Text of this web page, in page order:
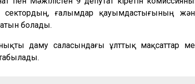
сектордың, ғалымдар қауымдастығының
болады.
даму саласындағы ұлттық мақсаттар